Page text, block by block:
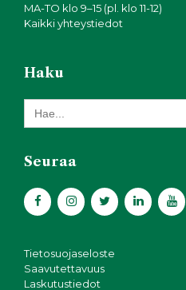
MA-TO klo 9–15 (pl. klo 11-12)
Kaikki yhteystiedot
Haku
Search
for:
Seuraa
Tietosuojaseloste
Saavutettavuus
Laskutustiedot